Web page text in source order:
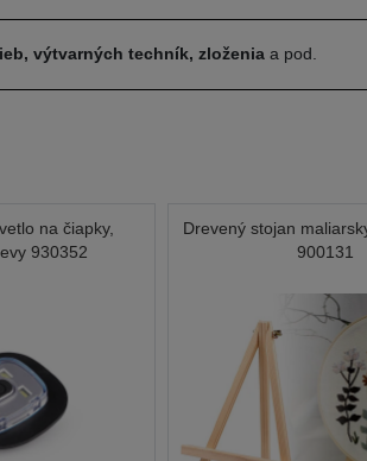
výtvarných techník, zloženiaa pod.
na čiapky,
930352
Drevený stojan
900131